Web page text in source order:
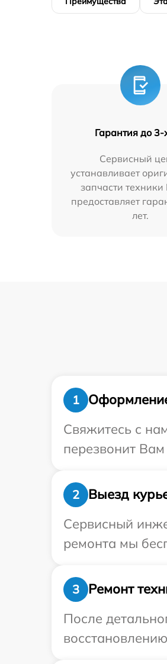
Гарантия до 3-
Сервисный
устанавливает
запчасти техники
предоставляет
лет.
1
Свяжитесь с
перезвонит
2
Выезд
Сервисный
ремонта мы
3
Ремонт
После